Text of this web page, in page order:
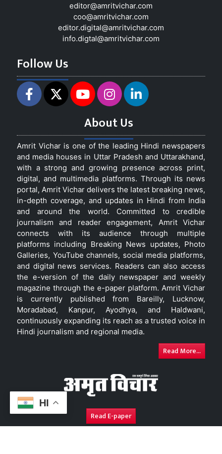
HI
editor@amritvichar.com
coo@amritvichar.com
editor.digital@amritvichar.com
info.digtal@amritvichar.com
Follow Us
About Us
Amrit Vichar is one of the leading Hindi newspapers
and media houses in Uttar Pradesh and Uttarakhand,
with a strong and growing presence across print,
digital, and multimedia platforms. Through its news
portal, Amrit Vichar delivers the latest breaking news,
in-depth coverage, and updates in Hindi from India
and around the world. Committed to credible
journalism and reader engagement, Amrit Vichar
connects with its audience through multiple
platforms including Breaking News updates, Photo
Galleries, YouTube channels, social media platforms,
and digital news services. Readers can also access
the e-version of the daily newspaper and weekly
magazine through the e-paper platform. Amrit Vichar
is currently published from Bareilly, Lucknow,
Moradabad, Kanpur, Ayodhya, and Haldwani,
continuously expanding its reach as a trusted voice in
Hindi journalism and regional media.
Read More...
Read E-paper